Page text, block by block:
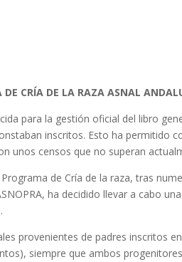
DE CRÍA DE LA RAZA ASNAL
para la gestión oficial del libro
inscritos. Esto ha permitido
unos censos que no superan
de Cría de la raza, tras
ha decidido llevar a cabo
provenientes de padres inscritos
siempre que ambos